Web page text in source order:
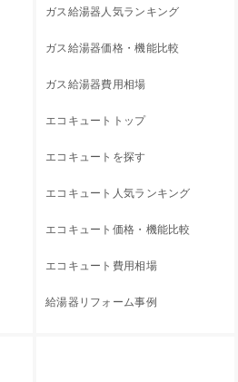
ガス給湯器人気ランキング
ガス給湯器価格・機能比較
ガス給湯器費用相場
エコキュートトップ
エコキュートを探す
エコキュート人気ランキング
エコキュート価格・機能比較
エコキュート費用相場
給湯器リフォーム事例